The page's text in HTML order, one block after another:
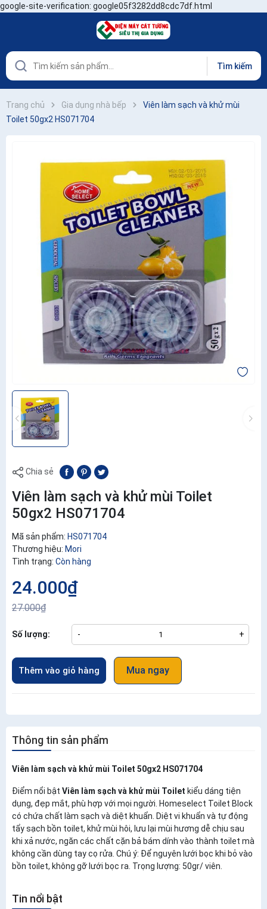
google-site-verification: google05f3282dd8cdc7df.html
Tìm kiếm
Trang chủ Gia dụng nhà bếp
Viên làm sạch và khử mùi
Toilet 50gx2 HS071704
Chia sẻ
Viên làm sạch và khử mùi Toilet
50gx2 HS071704
Mã sản phẩm: HS071704
Thương hiệu: Mori
Tình trạng: Còn hàng
24.000₫
27.000₫
Số lượng: - +
Thêm vào giỏ hàng Mua ngay
Thông tin sản phẩm
Viên làm sạch và khử mùi Toilet 50gx2 HS071704
Điểm nổi bật Viên làm sạch và khử mùi Toilet kiểu dáng tiện
dụng, đẹp mắt, phù hợp với mọi người. Homeselect Toilet Block
có chứa chất làm sạch và diệt khuẩn. Diệt vi khuẩn và tự động
tẩy sạch bồn toilet, khử mùi hôi, lưu lại mùi hương dễ chịu sau
khi xả nước, ngăn các chất cặn bả bám dính vào thành toilet mà
không cần dùng tay cọ rửa. Chú ý: Để nguyên lưới bọc khi bỏ vào
bồn toilet, không gỡ lưới bọc ra. Trọng lượng: 50gr/ viên.
Tin nổi bật